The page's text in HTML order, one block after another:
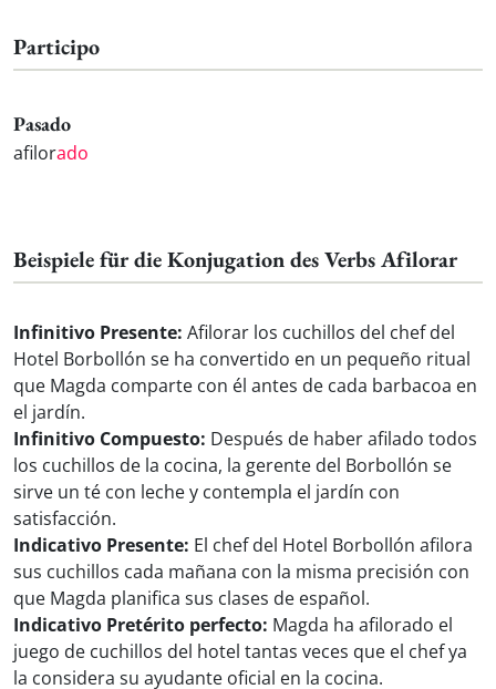
Participo
Pasado
afilorado
Beispiele für die Konjugation des Verbs Afilorar
Infinitivo Presente: Afilorar los cuchillos del chef del
Hotel Borbollón se ha convertido en un pequeño ritual
que Magda comparte con él antes de cada barbacoa en
el jardín.
Infinitivo Compuesto: Después de haber afilado todos
los cuchillos de la cocina, la gerente del Borbollón se
sirve un té con leche y contempla el jardín con
satisfacción.
Indicativo Presente: El chef del Hotel Borbollón afilora
sus cuchillos cada mañana con la misma precisión con
que Magda planifica sus clases de español.
Indicativo Pretérito perfecto: Magda ha afilorado el
juego de cuchillos del hotel tantas veces que el chef ya
la considera su ayudante oficial en la cocina.